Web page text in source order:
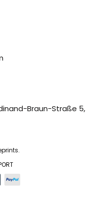
Braun-Straße 5,